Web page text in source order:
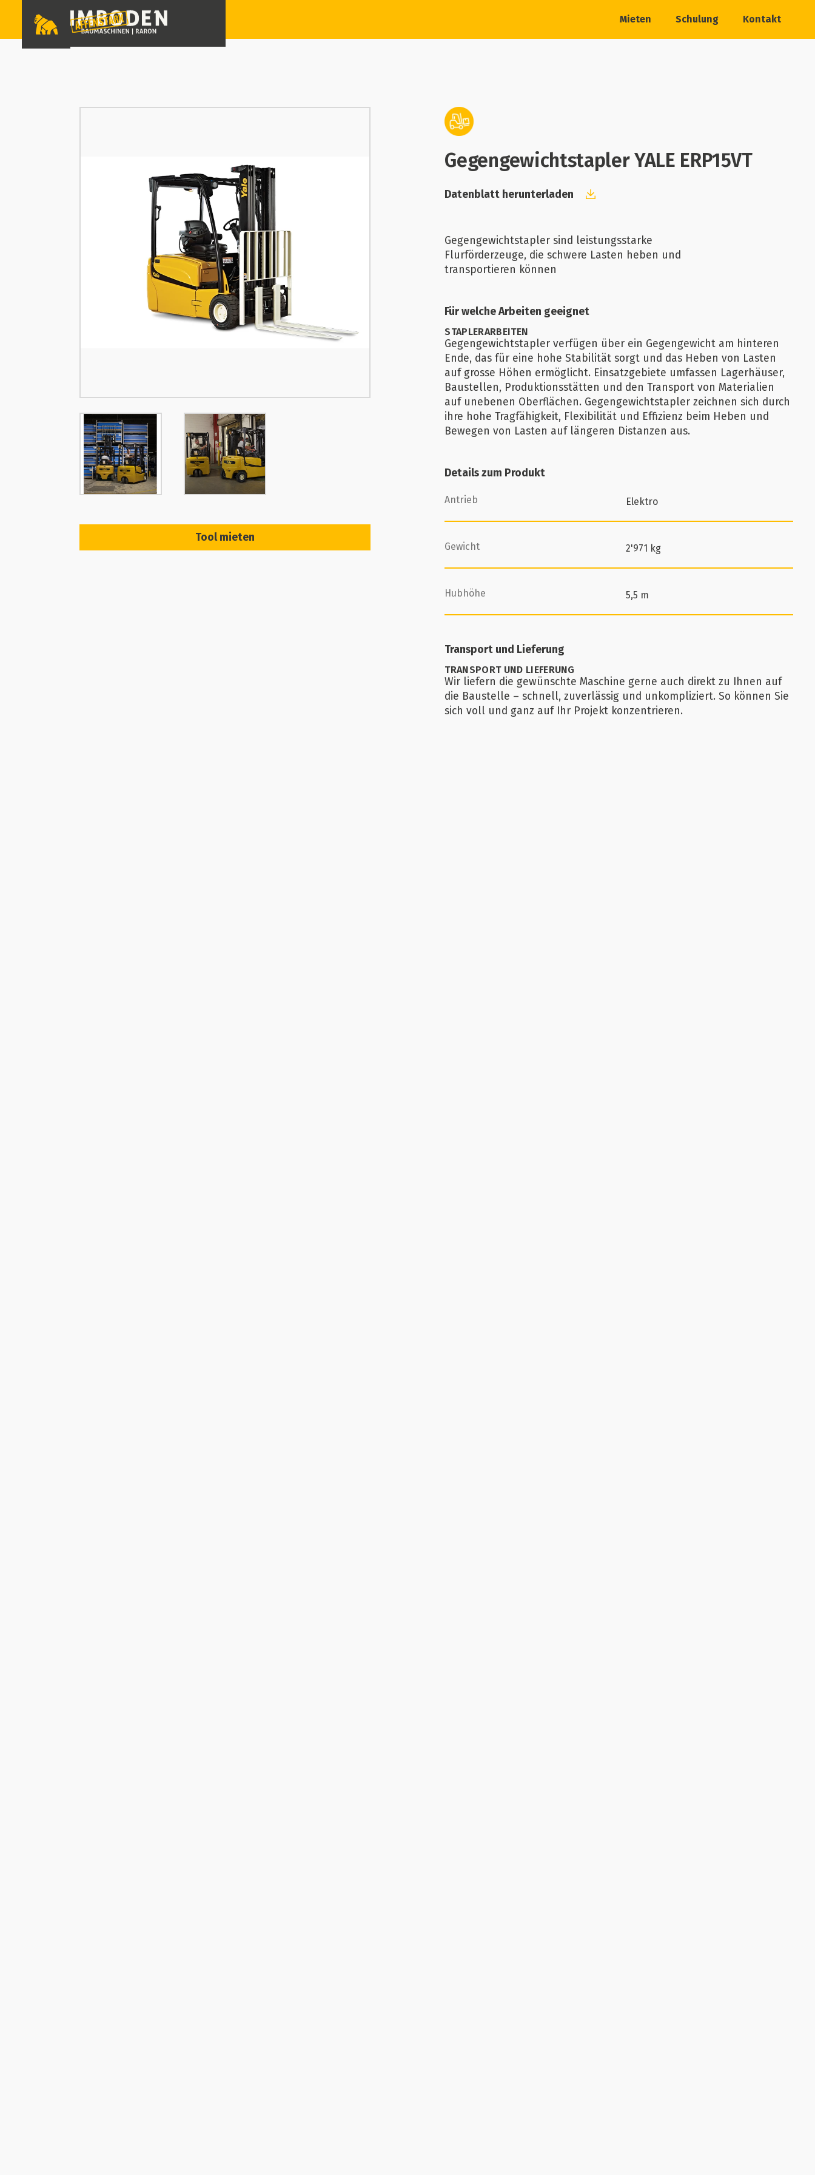
Mieten Schulung Kontakt
Tool mieten
Gegengewichtstapler YALE ERP15VT
Datenblatt herunterladen
Gegengewichtstapler sind leistungsstarke
Flurförderzeuge, die schwere Lasten heben und
transportieren können
Für welche Arbeiten geeignet
STAPLERARBEITEN
Gegengewichtstapler verfügen über ein Gegengewicht am hinteren
Ende, das für eine hohe Stabilität sorgt und das Heben von Lasten
auf grosse Höhen ermöglicht. Einsatzgebiete umfassen Lagerhäuser,
Baustellen, Produktionsstätten und den Transport von Materialien
auf unebenen Oberflächen. Gegengewichtstapler zeichnen sich durch
ihre hohe Tragfähigkeit, Flexibilität und Effizienz beim Heben und
Bewegen von Lasten auf längeren Distanzen aus.
Details zum Produkt
Antrieb Elektro
Gewicht 2'971 kg
Hubhöhe 5,5 m
Transport und Lieferung
TRANSPORT UND LIEFERUNG
Wir liefern die gewünschte Maschine gerne auch direkt zu Ihnen auf
die Baustelle – schnell, zuverlässig und unkompliziert. So können Sie
sich voll und ganz auf Ihr Projekt konzentrieren.